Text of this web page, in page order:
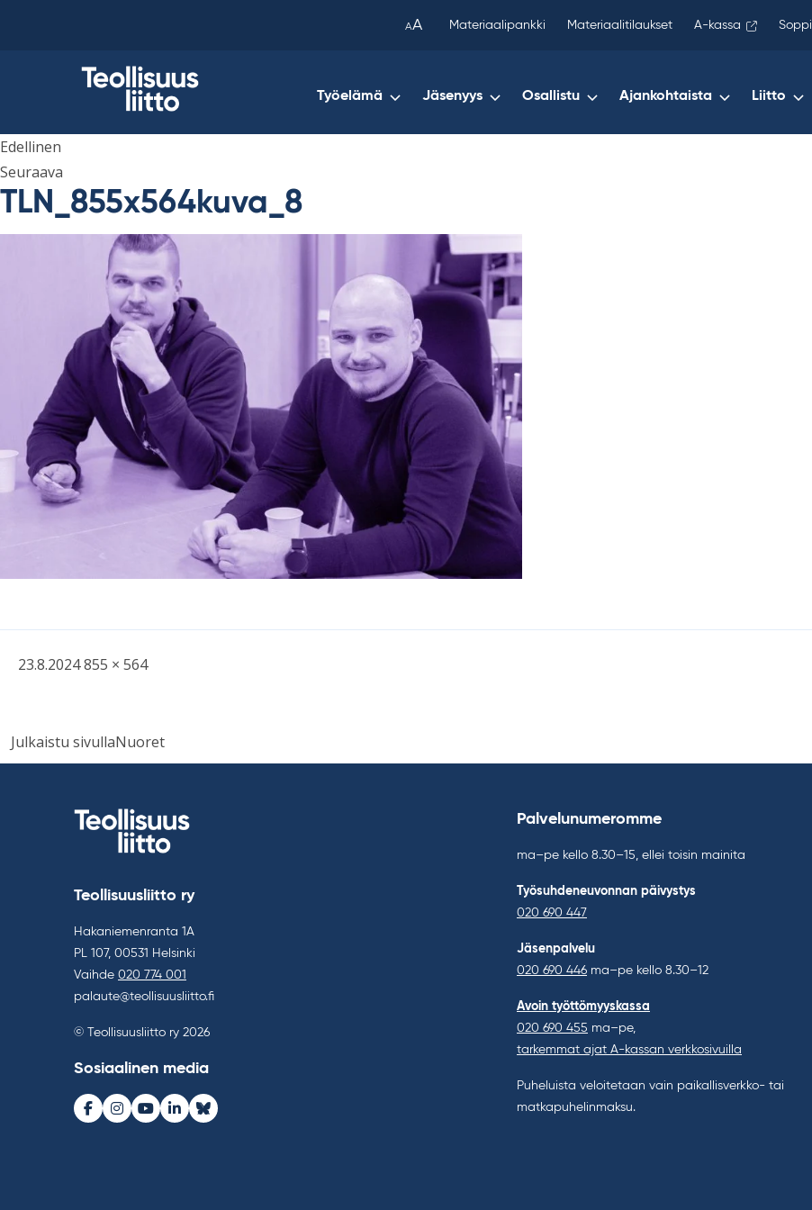
AA Materiaalipankki Materiaalitilaukset A-kassa Soppi
Työelämä Jäsenyys Osallistu Ajankohtaista Liitto
Edellinen
Seuraava
TLN_855x564kuva_8
Kirjoitettu
23.8.2024Täysikokoinen
855 × 564
Artikkelien
Julkaistu sivullaNuoret
copied
your
clipboard.)
Teollisuusliitto ry
Hakaniemenranta 1A
PL 107, 00531 Helsinki
Vaihde 020 774 001
palaute@teollisuusliitto.fi
© Teollisuusliitto ry 2026
Sosiaalinen media
Facebook
Instagram
Youtube
LinkedInBluesky
Palvelunumeromme
ma–pe kello 8.30–15, ellei toisin mainita
Työsuhdeneuvonnan päivystys
020 690 447
Jäsenpalvelu
020 690 446 ma–pe kello 8.30–12
Avoin työttömyyskassa
020 690 455 ma–pe,
tarkemmat ajat A-kassan verkkosivuilla
Puheluista veloitetaan vain paikallisverkko- tai
matkapuhelinmaksu.